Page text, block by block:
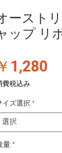
ースト
ップ リ
1,280
費税込み
イズ選択 *
選択
量 *